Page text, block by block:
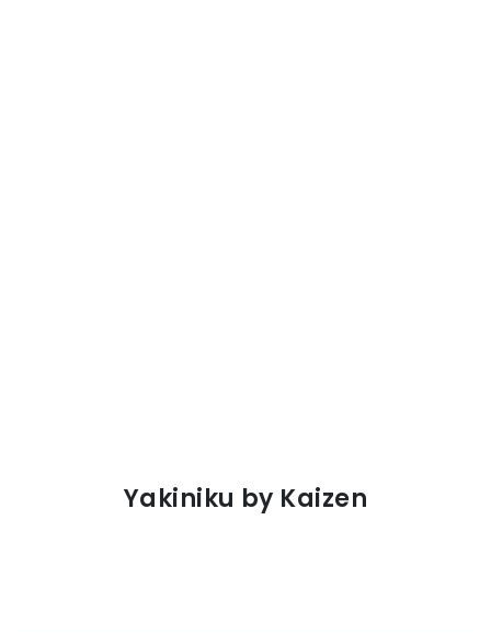
Yakiniku by Kaizen